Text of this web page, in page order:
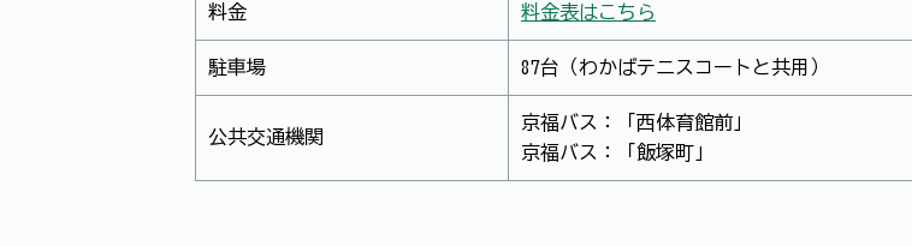
料金 料金表はこちら
駐車場 87台（わかばテニスコートと共用）
公共交通機関
京福バス：「西体育館前」
京福バス：「飯塚町」